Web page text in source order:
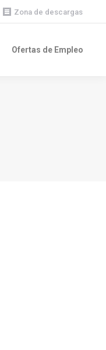
Zona de descargas
Ofertas de Empleo